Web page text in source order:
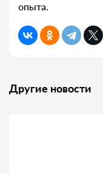
опыта.
Другие новости